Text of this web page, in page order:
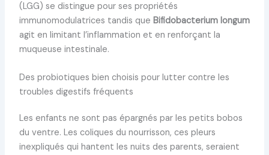
(LGG) se distingue pour ses propriétés
immunomodulatrices tandis que Bifidobacterium longum
agit en limitant l’inflammation et en renforçant la
muqueuse intestinale.
Des probiotiques bien choisis pour lutter contre les
troubles digestifs fréquents
Les enfants ne sont pas épargnés par les petits bobos
du ventre. Les coliques du nourrisson, ces pleurs
inexpliqués qui hantent les nuits des parents, seraient